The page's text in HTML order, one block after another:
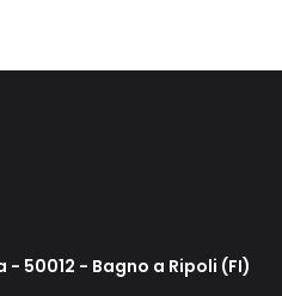
- 50012 - Bagno a Ripoli (FI)